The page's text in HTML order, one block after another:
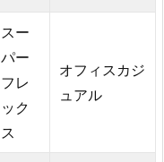
スー
パー
フレ
ック
ス
オフィスカジ
ュアル